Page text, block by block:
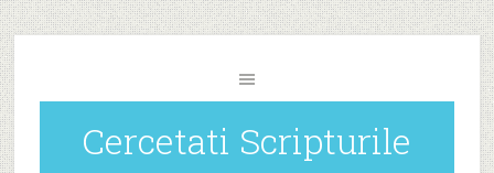
Cercetati Scripturile